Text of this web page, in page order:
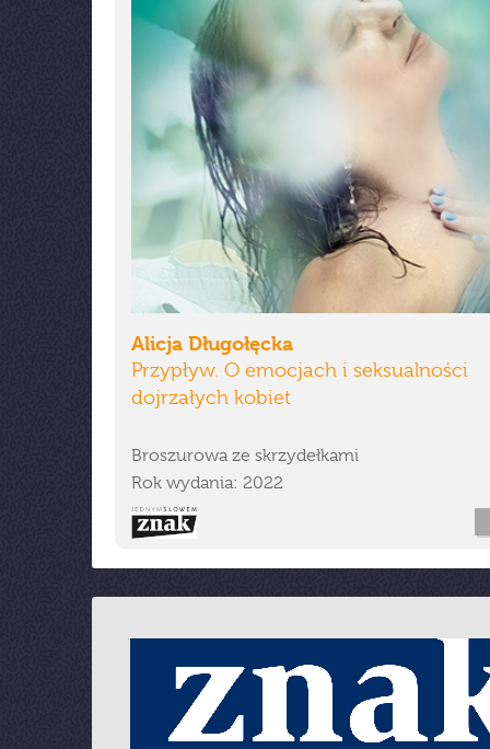
Alicja Długołęcka
Przypływ. O emocjach i seksualności
dojrzałych kobiet
Broszurowa ze skrzydełkami
Rok wydania: 2022